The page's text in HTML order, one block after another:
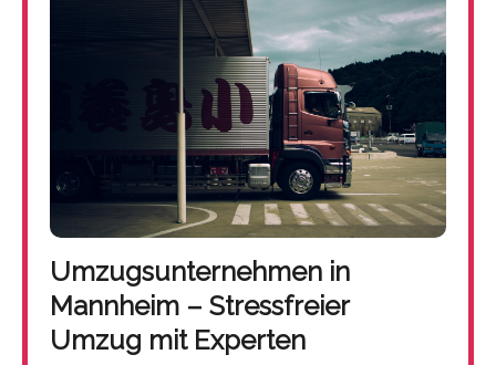
Umzugsunternehmen in
Mannheim – Stressfreier
Umzug mit Experten